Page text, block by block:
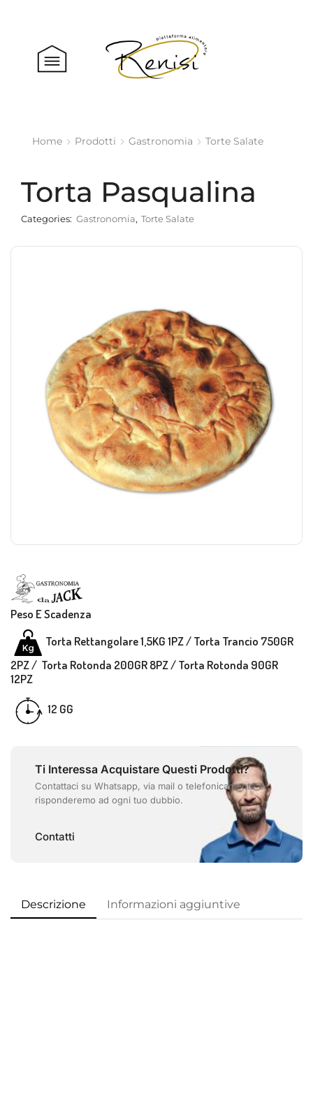
Home Prodotti Gastronomia Torte Salate
Torta Pasqualina
Categories: Gastronomia, Torte Salate
Peso E Scadenza
Torta Rettangolare 1,5KG 1PZ /Torta Trancio 750GR
2PZ / Torta Rotonda 200GR 8PZ / Torta Rotonda 90GR
12PZ
12 GG
Ti Interessa Acquistare Questi Prodotti?
Contattaci su Whatsapp, via mail o telefonicamente e
risponderemo ad ogni tuo dubbio.
Contatti
Descrizione Informazioni aggiuntive